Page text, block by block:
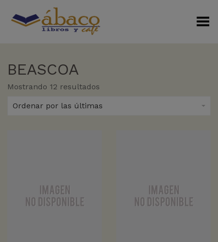
Menú Alterno
BEASCOA
Mostrando 12 resultados
Ordenar por las últimas